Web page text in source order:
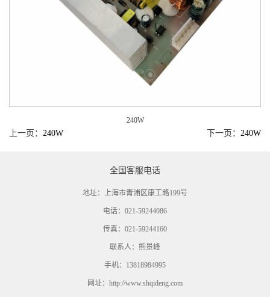
240W
上一页： 240W 下一页： 240W
全国客服电话
地址：上海市青浦区康工路199号
电话：021-59244086
传真：021-59244160
联系人：熊景峰
手机：13818984995
网址：http://www.shqideng.com